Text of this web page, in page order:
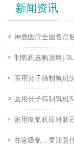
新闻资讯
神鹿医疗全国售后
制氧机选购攻略|
医用分子筛制氧机
医用分子筛制氧机
家用制氧机应对新
在家吸氧，要注意